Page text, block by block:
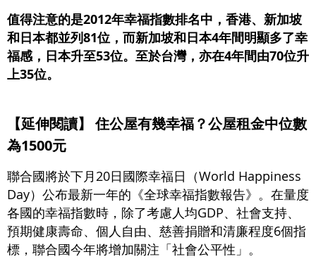
值得注意的是2012年幸福指數排名中，香港、新加坡
和日本都並列81位，而新加坡和日本4年間明顯多了幸
福感，日本升至53位。至於台灣，亦在4年間由70位升
上35位。
【延伸閱讀】 住公屋有幾幸福？公屋租金中位數
為1500元
聯合國將於下月20日國際幸福日（World Happiness
Day）公布最新一年的《全球幸福指數報告》。在量度
各國的幸福指數時，除了考慮人均GDP、社會支持、
預期健康壽命、個人自由、慈善捐贈和清廉程度6個指
標，聯合國今年將增加關注「社會公平性」。